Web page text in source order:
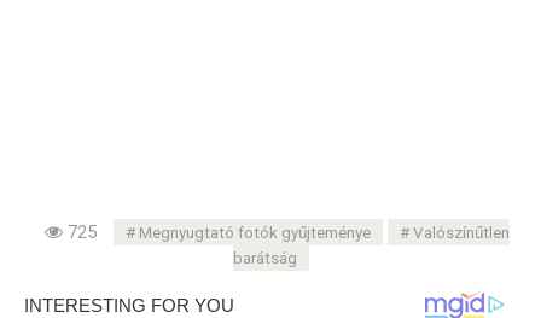
725 Megnyugtató fotók gyűjteménye
Valószínűtlen
barátság